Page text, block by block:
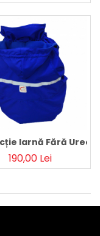
Iarnă Fără
190,00 Lei